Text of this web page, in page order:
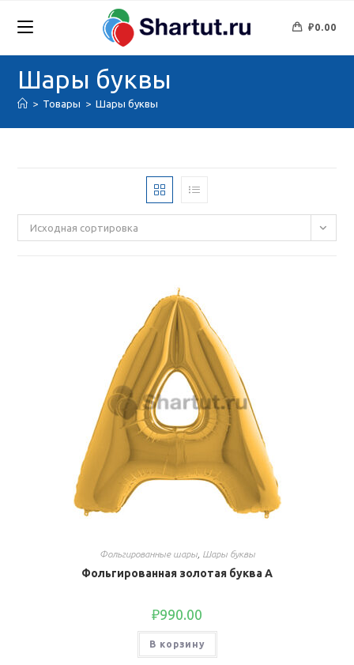
₽0.00
Шары буквы
> Товары > Шары буквы
Исходная сортировка
Фольгированные шары, Шары буквы
Фольгированная золотая буква A
₽990.00
В корзину